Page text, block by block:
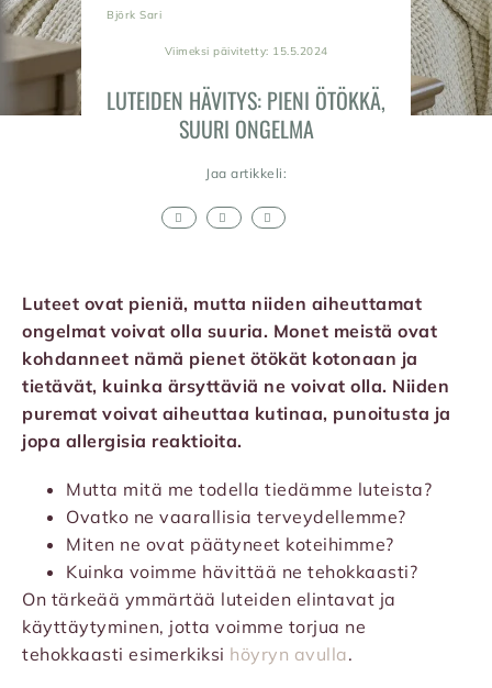
Björk Sari
Viimeksi päivitetty: 15.5.2024
LUTEIDEN HÄVITYS: PIENI ÖTÖKKÄ,
SUURI ONGELMA
Jaa artikkeli:
Luteet ovat pieniä, mutta niiden aiheuttamat
ongelmat voivat olla suuria. Monet meistä ovat
kohdanneet nämä pienet ötökät kotonaan ja
tietävät, kuinka ärsyttäviä ne voivat olla. Niiden
puremat voivat aiheuttaa kutinaa, punoitusta ja
jopa allergisia reaktioita.
Mutta mitä me todella tiedämme luteista?
Ovatko ne vaarallisia terveydellemme?
Miten ne ovat päätyneet koteihimme?
Kuinka voimme hävittää ne tehokkaasti?
On tärkeää ymmärtää luteiden elintavat ja
käyttäytyminen, jotta voimme torjua ne
tehokkaasti esimerkiksi höyryn avulla.